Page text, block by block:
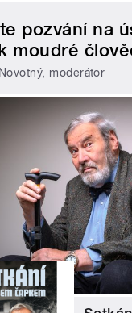
pozvání na
moudré
moderátor